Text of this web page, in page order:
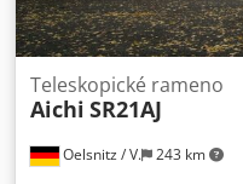
Oelsnitz / V. 243 km
Teleskopické rameno
Aichi SR21AJ